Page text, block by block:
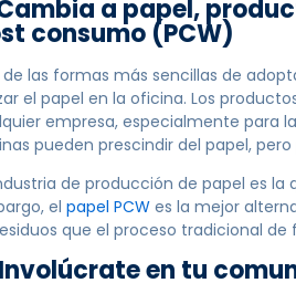
a papel,
consumo (PCW)
de las formas más sencillas de
el papel en la oficina. Los
empresa, especialmente para
pueden prescindir del papel,
de producción de papel es
el papel PCW es la mejor
que el proceso tradicional
en tu